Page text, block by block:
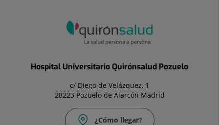
Hospital Universitario Quirónsalud Pozuelo
c/ Diego de Velázquez, 1
28223 Pozuelo de Alarcón Madrid
¿Cómo llegar?